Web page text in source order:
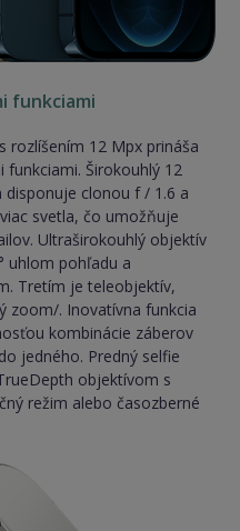
funkciami
rozlíšením 12 Mpx prináša
Širokouhlý 12
clonou f / 1.6 a
svetla, čo umožňuje
Ultraširokouhlý objektív
uhlom pohľadu a
Tretím je teleobjektív,
zoom/. Inovatívna funkcia
kombinácie záberov
jedného. Predný selfie
objektívom s
režim alebo časozberné